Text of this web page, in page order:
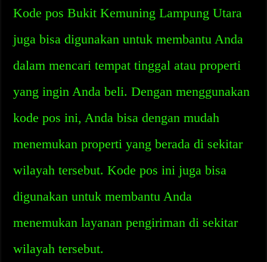
Kode pos Bukit Kemuning Lampung Utara
juga bisa digunakan untuk membantu Anda
dalam mencari tempat tinggal atau properti
yang ingin Anda beli. Dengan menggunakan
kode pos ini, Anda bisa dengan mudah
menemukan properti yang berada di sekitar
wilayah tersebut. Kode pos ini juga bisa
digunakan untuk membantu Anda
menemukan layanan pengiriman di sekitar
wilayah tersebut.